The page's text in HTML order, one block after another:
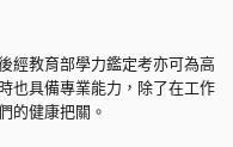
經教育部學力鑑定考亦可為高
也具備專業能力，除了在工作
的健康把關。